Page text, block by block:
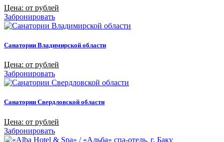
Цена: от рублей
Забронировать
Санатории Владимирской области
Цена: от рублей
Забронировать
Санатории Свердловской области
Цена: от рублей
Забронировать